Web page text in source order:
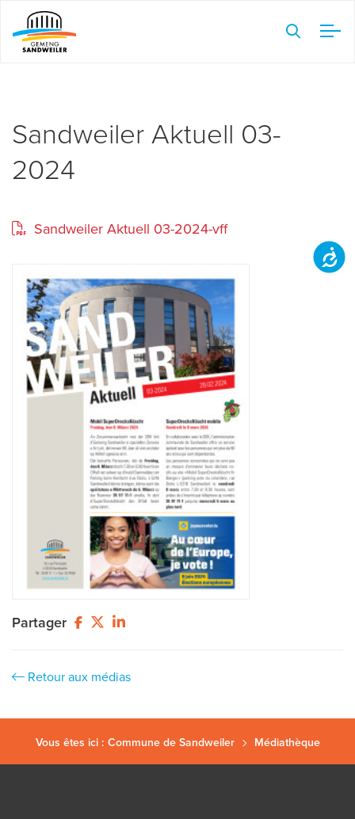
Veuillez
noter
Web
comprend
un
Sandweiler Aktuell 03-
2024
Sandweiler Aktuell 03-2024-vff
Partager
Retour aux médias
Vous êtes ici : Commune de Sandweiler Médiathèque